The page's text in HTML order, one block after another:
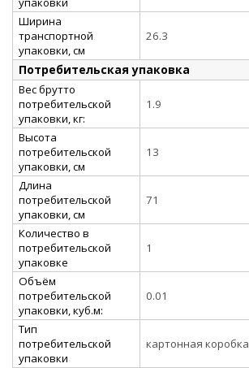
Ширина
транспортной
упаковки, см
26.3
Потребительская упаковка
Вес брутто
потребительской
упаковки, кг:
1.9
Высота
потребительской
упаковки, см
13
Длина
потребительской
упаковки, см
71
Количество в
потребительской
упаковке
1
Объём
потребительской
упаковки, куб.м:
0.01
Тип
потребительской
упаковки
картонная коробка